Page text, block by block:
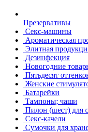
Презервативы
Секс-машины
Ароматическая
Элитная
Дезинфекция
Новогодние
Пятьдесят
Женские
Батарейки
Тампоны; чаши
Пилон (шест) для
Секс-качели
Сумочки для